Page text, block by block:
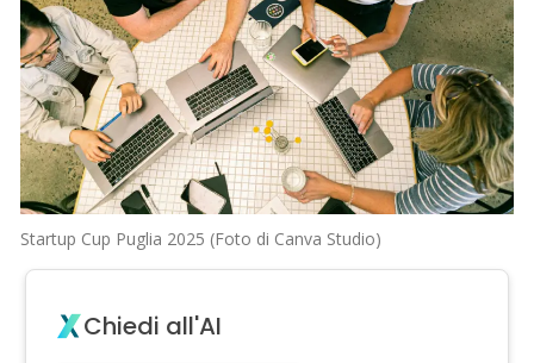
Startup Cup Puglia 2025 (Foto di Canva Studio)
Chiedi all'AI